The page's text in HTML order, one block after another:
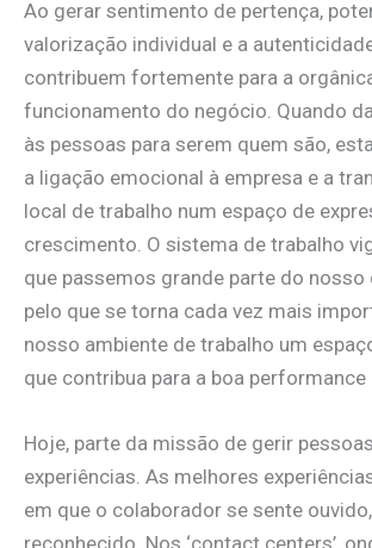
Ao gerar sentimento de pertença,
valorização individual e a
contribuem fortemente para a
funcionamento do negócio. Quando
às pessoas para serem quem são,
a ligação emocional à empresa e a
local de trabalho num espaço de
crescimento. O sistema de trabalho
que passemos grande parte do nosso
pelo que se torna cada vez mais
nosso ambiente de trabalho um
que contribua para a boa performance
Hoje, parte da missão de gerir
experiências. As melhores
em que o colaborador se sente
reconhecido. Nos ‘contact centers’,